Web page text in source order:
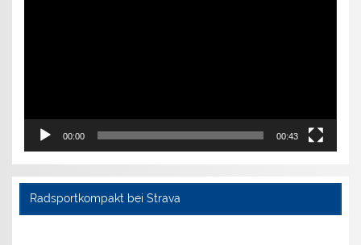
00:00 00:43
Radsportkompakt bei Strava